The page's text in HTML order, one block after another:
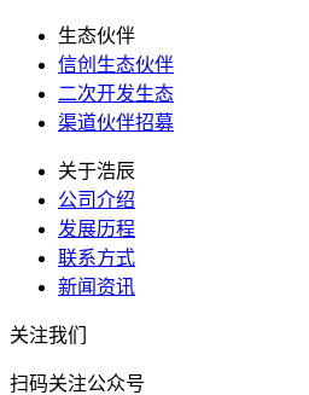
生态伙伴
信创生态伙伴
二次开发生态
渠道伙伴招募
关于浩辰
公司介绍
发展历程
联系方式
新闻资讯
关注我们
扫码关注公众号